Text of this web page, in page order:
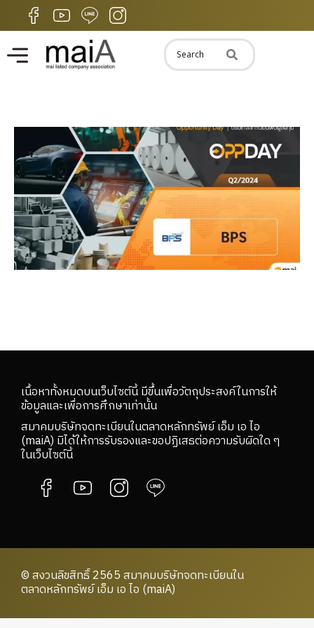
เนื้อหาทั้งหมดบนเว็บไซต์นี้ มีขึ้นเพื่อวัตถุประสงค์ในการให้
ข้อมูลและเพื่อการศึกษาเท่านั้น
สมาคมบริษัทจดทะเบียนในตลาดหลักทรัพย์ เอ็ม เอ ไอ
(maiA) มิได้ให้การรับรองและขอปฏิเสธต่อความรับผิดใด ๆ
ในเว็บไซต์นี้
© สงวนลิขสิทธิ์ 2565 สมาคมบริษัทจดทะเบียนใน
ตลาดหลักทรัพย์ เอ็ม เอ ไอ (maiA)